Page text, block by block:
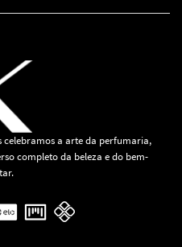
celebramos a arte da perfumaria,
completo da beleza e do bem-